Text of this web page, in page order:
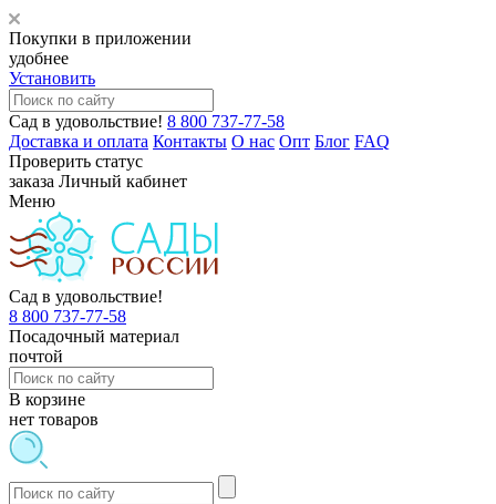
Покупки в приложении
удобнее
Установить
Сад в удовольствие! 8 800 737-77-58
Доставка и оплата Контакты О нас Опт Блог FAQ
Проверить статус
заказа Личный кабинет
Меню
Сад в удовольствие!
8 800 737-77-58
Посадочный материал
почтой
В корзине
нет товаров